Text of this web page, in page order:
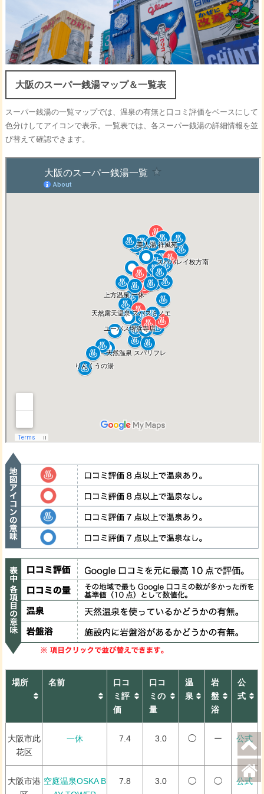
大阪のスーパー銭湯マップ＆一覧表
スーパー銭湯の一覧マップでは、温泉の有無と口コミ評価をベースにして
色分けしてアイコンで表示。一覧表では、各スーパー銭湯の詳細情報を並
び替えて確認できます。
場所 名前
口コ
ミ評
価
口コ
ミの
量
温
泉
岩
盤
浴
公
式
大阪市此
花区
一休 7.4 3.0 ◯ ー 公式
大阪市港 空庭温泉OSKA B
7.8 3.0 ◯ ◯ 公式